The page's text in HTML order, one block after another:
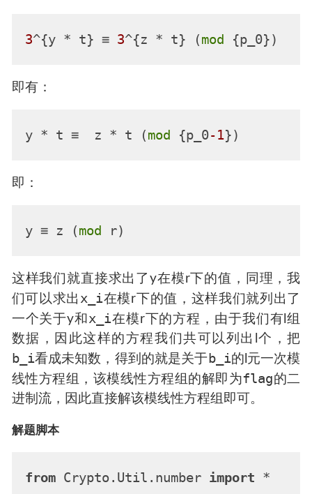
3^{y * t} ≡ 3^{z * t} (mod
即有：
y * t ≡  z * t (mod {p_0-1
即：
y ≡ z (mod
这样我们就直接求出了y在模r下的值，同理，我
们可以求出 x_i在模r下的值，这样我们就列出了
一个关于y和 x_i在模r下的方程，由于我们有l组
数据，因此这样的方程我们共可以列出l个，把
b_i看成未知数，得到的就是关于b_i的l元一次模
线性方程组，该模线性方程组的解即为flag的二
进制流，因此直接解该模线性方程组即可。
解题脚本
from Crypto.Util.number import *